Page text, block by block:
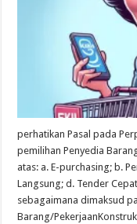
perhatikan Pasal pada
pemilihan Penyedia
atas: a. E-purchasing; b.
Langsung; d. Tender
sebagaimana dimaksud
Barang/